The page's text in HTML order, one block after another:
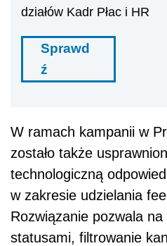
działów Kadr Płac i HR
Sprawd
ź
W ramach kampanii w
zostało także
technologiczną
w zakresie udzielania
Rozwiązanie pozwala
statusami, filtrowanie